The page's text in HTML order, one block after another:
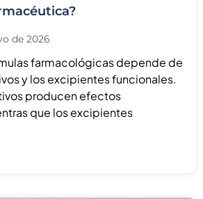
de 2026
farmacológicas depende de
y los excipientes funcionales.
producen efectos
que los excipientes